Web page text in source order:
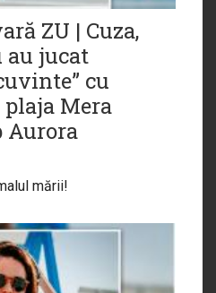
ZU | Cuza,
au jucat
cu
Mera
Aurora
mării!